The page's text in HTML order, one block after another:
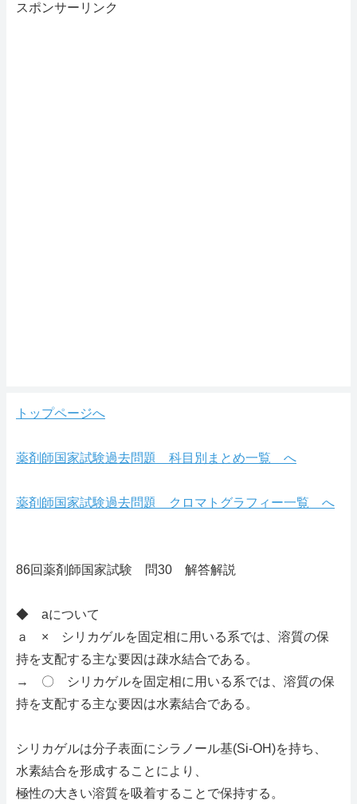
スポンサーリンク
トップページへ
薬剤師国家試験過去問題 科目別まとめ一覧 へ
薬剤師国家試験過去問題 クロマトグラフィー一覧 へ
86回薬剤師国家試験 問30 解答解説
◆ aについて
ａ × シリカゲルを固定相に用いる系では、溶質の保
持を支配する主な要因は疎水結合である。
→ 〇 シリカゲルを固定相に用いる系では、溶質の保
持を支配する主な要因は水素結合である。
シリカゲルは分子表面にシラノール基(Si-OH)を持ち、
水素結合を形成することにより、
極性の大きい溶質を吸着することで保持する。